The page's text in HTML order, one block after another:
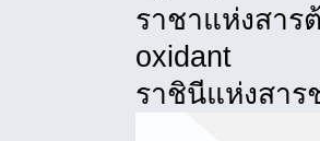
ราชาแห่งสาร
oxidant
ราชินีแห่งสาร